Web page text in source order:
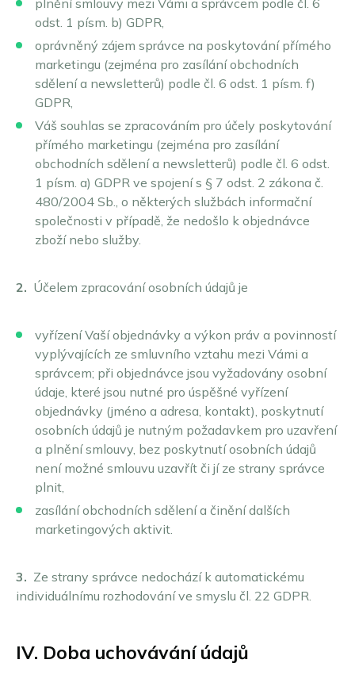
Stuttgart
Ulm
Wuppertal
Všechny německé ekologické zóny
plnění smlouvy mezi Vámi a správcem podle čl. 6
odst. 1 písm. b) GDPR,
oprávněný zájem správce na poskytování přímého
marketingu (zejména pro zasílání obchodních
sdělení a newsletterů) podle čl. 6 odst. 1 písm. f)
GDPR,
Váš souhlas se zpracováním pro účely poskytování
přímého marketingu (zejména pro zasílání
obchodních sdělení a newsletterů) podle čl. 6 odst.
1 písm. a) GDPR ve spojení s § 7 odst. 2 zákona č.
480/2004 Sb., o některých službách informační
společnosti v případě, že nedošlo k objednávce
zboží nebo služby.
2. Účelem zpracování osobních údajů je
vyřízení Vaší objednávky a výkon práv a povinností
vyplývajících ze smluvního vztahu mezi Vámi a
správcem; při objednávce jsou vyžadovány osobní
údaje, které jsou nutné pro úspěšné vyřízení
objednávky (jméno a adresa, kontakt), poskytnutí
osobních údajů je nutným požadavkem pro uzavření
a plnění smlouvy, bez poskytnutí osobních údajů
není možné smlouvu uzavřít či jí ze strany správce
plnit,
zasílání obchodních sdělení a činění dalších
marketingových aktivit.
3. Ze strany správce nedochází k automatickému
individuálnímu rozhodování ve smyslu čl. 22 GDPR.
IV. Doba uchovávání údajů